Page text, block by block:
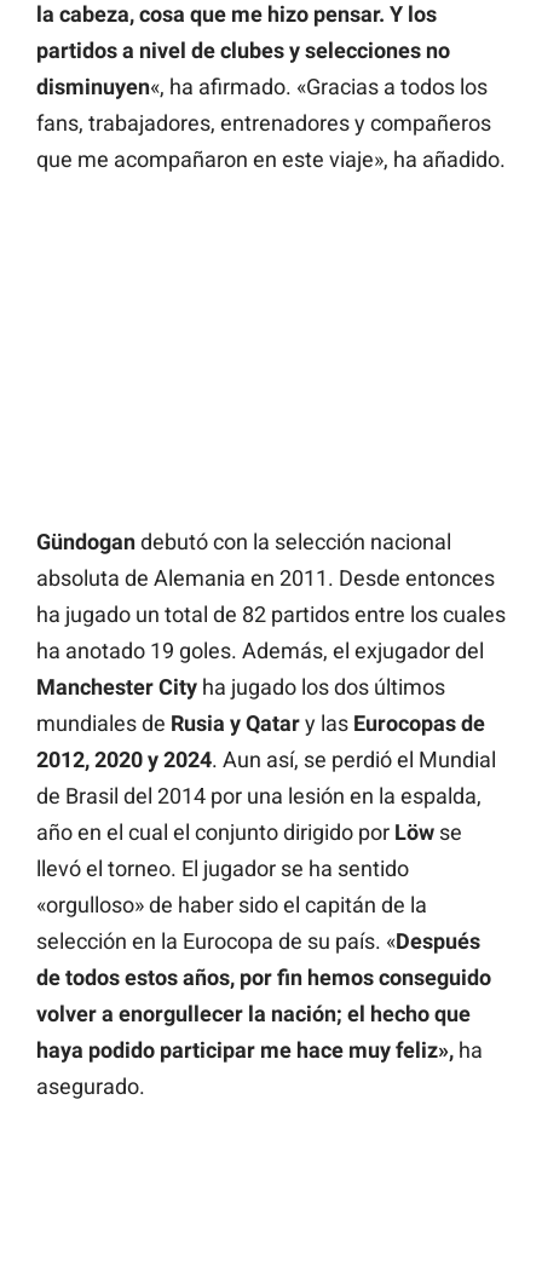
la cabeza, cosa que me hizo pensar. Y los
partidos a nivel de clubes y selecciones no
disminuyen«, ha afirmado. «Gracias a todos los
fans, trabajadores, entrenadores y compañeros
que me acompañaron en este viaje», ha añadido.
Gündogandebutó con la selección nacional
absoluta de Alemania en 2011. Desde entonces
ha jugado un total de 82 partidos entre los cuales
ha anotado 19 goles. Además, el exjugador del
Manchester City ha jugado los dos últimos
mundiales de Rusia y Qatary las Eurocopas de
2012, 2020 y 2024. Aun así, se perdió el Mundial
de Brasil del 2014 por una lesión en la espalda,
año en el cual el conjunto dirigido por Löw se
llevó el torneo. El jugador se ha sentido
«orgulloso» de haber sido el capitán de la
selección en la Eurocopa de su país. «Después
de todos estos años, por fin hemos conseguido
volver a enorgullecer la nación; el hecho que
haya podido participar me hace muy feliz», ha
asegurado.